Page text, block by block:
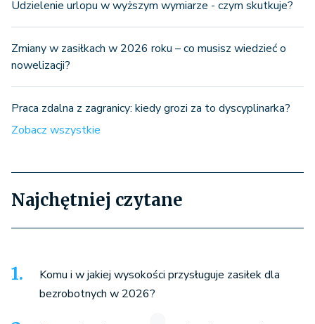
Udzielenie urlopu w wyższym wymiarze - czym skutkuje?
Zmiany w zasiłkach w 2026 roku – co musisz wiedzieć o
nowelizacji?
Praca zdalna z zagranicy: kiedy grozi za to dyscyplinarka?
Zobacz wszystkie
Najchętniej czytane
Komu i w jakiej wysokości przysługuje zasiłek dla
bezrobotnych w 2026?